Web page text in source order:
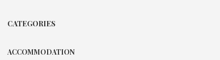
CATEGORIES
ACCOMMODATION